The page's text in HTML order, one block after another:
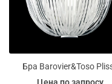
Бра Barovier&Toso